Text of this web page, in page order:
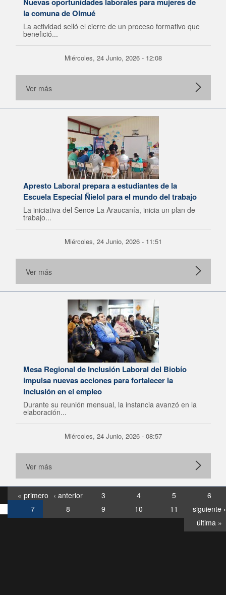
la comuna de Olmué
La actividad selló el cierre de un proceso formativo que
benefició...
Miércoles, 24 Junio, 2026 - 12:08
Ver más
Apresto Laboral prepara a estudiantes de la
Escuela Especial Ñielol para el mundo del trabajo
La iniciativa del Sence La Araucanía, inicia un plan de
trabajo...
Miércoles, 24 Junio, 2026 - 11:51
Ver más
Mesa Regional de Inclusión Laboral del Biobío
impulsa nuevas acciones para fortalecer la
inclusión en el empleo
Durante su reunión mensual, la instancia avanzó en la
elaboración...
Miércoles, 24 Junio, 2026 - 08:57
Ver más
« primero ‹ anterior 3 4 5
6
7
8 9 10 11
siguiente ›
última »